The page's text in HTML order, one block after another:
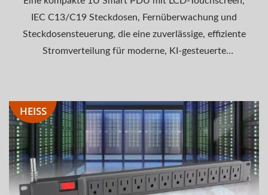
IEC C13/C19 Steckdosen, Fernüberwachung und
Steckdosensteuerung, die eine zuverlässige, effiziente
Stromverteilung für moderne, KI-gesteuerte
HEISS